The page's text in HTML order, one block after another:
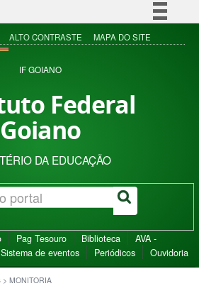
Simplifique!
Acesso à informação
ALTO CONTRASTE MAPA DO SITE
IF GOIANO
Federal
Goiano
DA EDUCAÇÃO
Pag Tesouro Biblioteca
AVA -
Sistema de eventos Periódicos Ouvidoria
> MONITORIA